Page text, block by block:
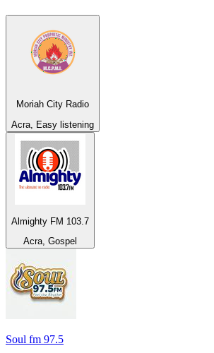
Moriah City Radio
Acra, Easy listening
Almighty FM 103.7
Acra, Gospel
Soul fm 97.5